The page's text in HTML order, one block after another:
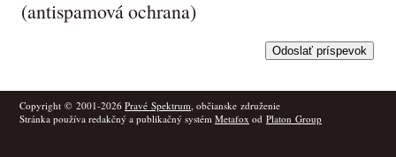
(antispamová ochrana)
Copyright © 2001-2026 Pravé Spektrum, občianske združenie
Stránka používa redakčný a publikačný systém Metafox od Platon Group